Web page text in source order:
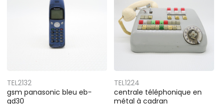
TEL2132
gsm panasonic bleu eb-
gd30
TEL1224
centrale téléphonique en
métal à cadran